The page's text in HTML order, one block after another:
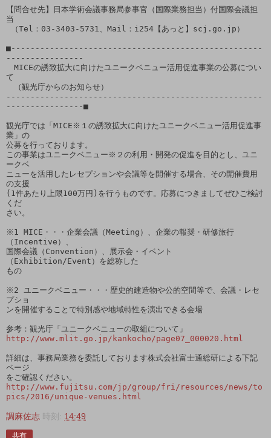
【問合せ先】日本学術会議事務局参事官（国際業務担当）付国際会議担
当
■----------------------------------------------------
----------------
MICEの誘致拡大に向けたユニークベニュー活用促進事業の公募につい
て
（観光庁からのお知らせ）
-----------------------------------------------------
----------------■
観光庁では「MICE※１の誘致拡大に向けたユニークベニュー活用促進事
業」の
公募を行っております。
この事業はユニークベニュー※２の利用・開発の促進を目的とし、ユニ
ークベ
ニューを活用したレセプションや会議等を開催する場合、その開催費用
の支援
(1件あたり上限100万円)を行うものです。応募につきましてぜひご検討
くだ
さい。
※1 MICE・・・企業会議（Meeting）、企業の報奨・研修旅行
（Incentive）、
国際会議（Convention）、展示会・イベント
（Exhibition/Event）を総称した
もの
※2 ユニークベニュー・・・歴史的建造物や公的空間等で、会議・レセ
プショ
ンを開催することで特別感や地域特性を演出できる会場
http://www.mlit.go.jp/kankocho/page07_000020.html
詳細は、事務局業務を委託しております株式会社富士通総研による下記
ページ
http://www.fujitsu.com/jp/group/fri/resources/news/to
pics/2016/unique-venues.html
調麻佐志 時刻: 14:49
共有